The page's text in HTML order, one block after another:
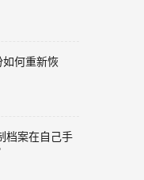
如何重新恢
档案在自己手